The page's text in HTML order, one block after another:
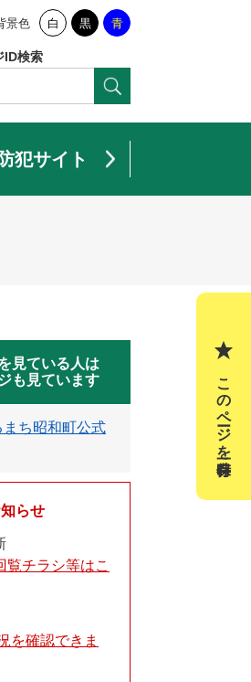
景色 白 黒 青
ID検索
犯サイト
見ている人は
も見ています
ち昭和町公式
らせ
覧チラシ等はこ
を確認できま
このページを一時保存